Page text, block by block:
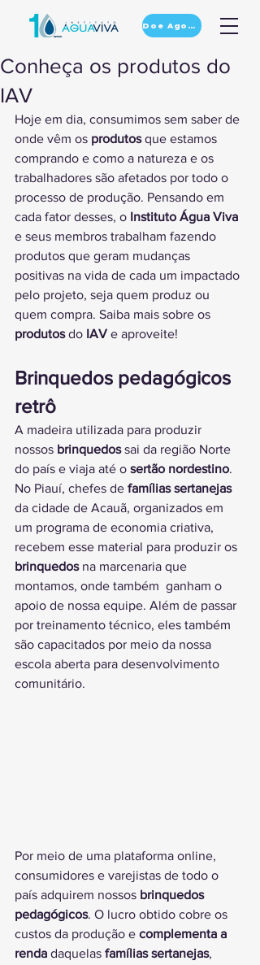
Doe Agora
Conheça os produtos do
IAV
Hoje em dia, consumimos sem saber de
onde vêm os produtos que estamos
comprando e como a natureza e os
trabalhadores são afetados por todo o
processo de produção. Pensando em
cada fator desses, o Instituto Água Viva
e seus membros trabalham fazendo
produtos que geram mudanças
positivas na vida de cada um impactado
pelo projeto, seja quem produz ou
quem compra. Saiba mais sobre os
produtos do IAV e aproveite!
Brinquedos pedagógicos
retrô
A madeira utilizada para produzir
nossos brinquedos sai da região Norte
do país e viaja até o sertão nordestino.
No Piauí, chefes de famílias sertanejas
da cidade de Acauã, organizados em
um programa de economia criativa,
recebem esse material para produzir os
brinquedos na marcenaria que
montamos, onde também  ganham o
apoio de nossa equipe. Além de passar
por treinamento técnico, eles também
são capacitados por meio da nossa
escola aberta para desenvolvimento
comunitário.
Por meio de uma plataforma online,
consumidores e varejistas de todo o
país adquirem nossos brinquedos
pedagógicos. O lucro obtido cobre os
custos da produção e complementa a
renda daquelas famílias sertanejas,